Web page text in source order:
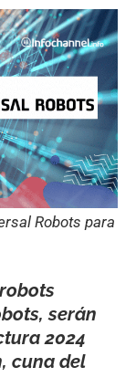
Robots para
serán
2024
cuna del